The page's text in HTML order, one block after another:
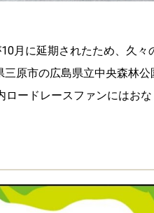
月に延期されたため、久々
原市の広島県立中央森林公
ロードレースファンにはおな